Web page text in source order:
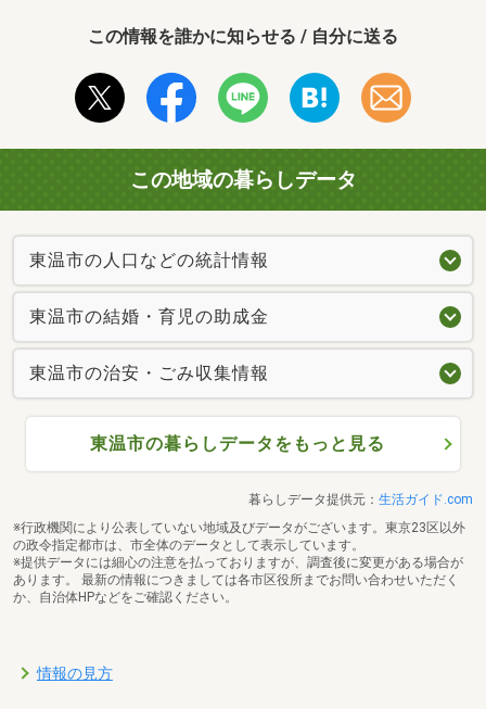
この情報を誰かに知らせる / 自分に送る
この地域の暮らしデータ
東温市の人口などの統計情報
東温市の結婚・育児の助成金
東温市の治安・ごみ収集情報
東温市の暮らしデータをもっと見る
暮らしデータ提供元： 生活ガイド.com
※行政機関により公表していない地域及びデータがございます。東京23区以外
の政令指定都市は、市全体のデータとして表示しています。
※提供データには細心の注意を払っておりますが、調査後に変更がある場合が
あります。 最新の情報につきましては各市区役所までお問い合わせいただく
か、自治体HPなどをご確認ください。
情報の見方